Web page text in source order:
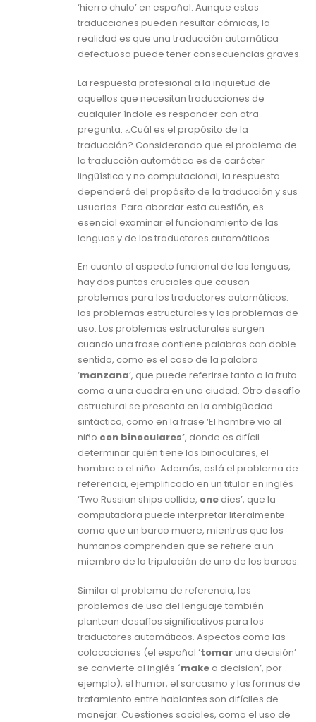
‘hierro chulo’ en español. Aunque estas
traducciones pueden resultar cómicas, la
realidad es que una traducción automática
defectuosa puede tener consecuencias graves.
La respuesta profesional a la inquietud de
aquellos que necesitan traducciones de
cualquier índole es responder con otra
pregunta: ¿Cuál es el propósito de la
traducción? Considerando que el problema de
la traducción automática es de carácter
lingüístico y no computacional, la respuesta
dependerá del propósito de la traducción y sus
usuarios. Para abordar esta cuestión, es
esencial examinar el funcionamiento de las
lenguas y de los traductores automáticos.
En cuanto al aspecto funcional de las lenguas,
hay dos puntos cruciales que causan
problemas para los traductores automáticos:
los problemas estructurales y los problemas de
uso. Los problemas estructurales surgen
cuando una frase contiene palabras con doble
sentido, como es el caso de la palabra
‘manzana’, que puede referirse tanto a la fruta
como a una cuadra en una ciudad. Otro desafío
estructural se presenta en la ambigüedad
sintáctica, como en la frase ‘El hombre vio al
niño con binoculares’, donde es difícil
determinar quién tiene los binoculares, el
hombre o el niño. Además, está el problema de
referencia, ejemplificado en un titular en inglés
‘Two Russian ships collide, one dies’, que la
computadora puede interpretar literalmente
como que un barco muere, mientras que los
humanos comprenden que se refiere a un
miembro de la tripulación de uno de los barcos.
Similar al problema de referencia, los
problemas de uso del lenguaje también
plantean desafíos significativos para los
traductores automáticos. Aspectos como las
colocaciones (el español ‘tomaruna decisión’
se convierte al inglés ´make a decision’, por
ejemplo), el humor, el sarcasmo y las formas de
tratamiento entre hablantes son difíciles de
manejar. Cuestiones sociales, como el uso de